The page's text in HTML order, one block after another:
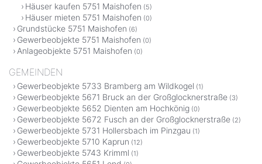
Häuser kaufen 5751 Maishofen (5)
Häuser mieten 5751 Maishofen (0)
Grundstücke 5751 Maishofen (6)
Gewerbeobjekte 5751 Maishofen (0)
Anlageobjekte 5751 Maishofen (0)
GEMEINDEN
Gewerbeobjekte 5733 Bramberg am Wildkogel (1)
Gewerbeobjekte 5671 Bruck an der Großglocknerstraße (3)
Gewerbeobjekte 5652 Dienten am Hochkönig (0)
Gewerbeobjekte 5672 Fusch an der Großglocknerstraße (2)
Gewerbeobjekte 5731 Hollersbach im Pinzgau (1)
Gewerbeobjekte 5710 Kaprun (12)
Gewerbeobjekte 5743 Krimml (1)